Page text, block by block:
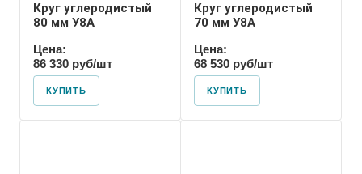
Круг углеродистый
80 мм У8А
Цена:
86 330 руб/шт
КУПИТЬ
Круг углеродистый
70 мм У8А
Цена:
68 530 руб/шт
КУПИТЬ